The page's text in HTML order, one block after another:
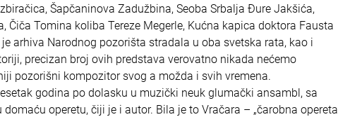
Šapčaninova Zadužbina, Seoba Srbalja Đure Jakšića,
Tomina koliba Tereze Megerle, Kućna kapica doktora Fausta
arhiva Narodnog pozorišta stradala u oba svetska rata, kao i
precizan broj ovih predstava verovatno nikada nećemo
pozorišni kompozitor svog a možda i svih vremena.
godina po dolasku u muzički neuk glumački ansambl, sa
operetu, čiji je i autor. Bila je to Vračara – „čarobna opereta